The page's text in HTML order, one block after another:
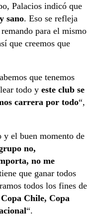
Palacios indicó que
sano. Eso se refleja
para el mismo
que creemos que
que tenemos
todo y este club se
carrera por todo“,
y el buen momento de
no,
no me
que ganar todos
todos los fines de
Chile, Copa
“.